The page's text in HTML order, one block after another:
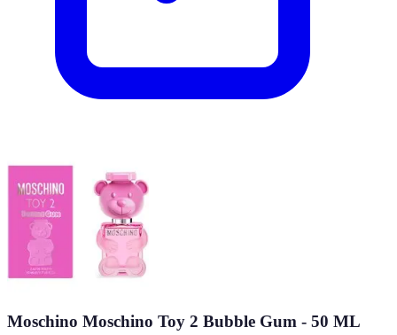
Moschino Moschino Toy 2 Bubble Gum - 50 ML